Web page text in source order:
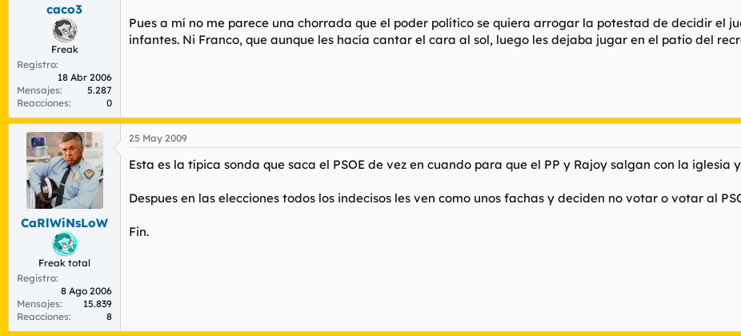
caco3
Freak
Registro
18 Abr 2006
Mensajes
5.287
Reacciones
0
Pues a mí no me parece una chorrada que el poder político se quiera arrogar la potestad de decidir el
infantes. Ni Franco, que aunque les hacía cantar el cara al sol, luego les dejaba jugar en el patio del
CaRlWiNsLoW
Freak total
Registro
8 Ago 2006
Mensajes
15.839
Reacciones
8
25 May 2009
Esta es la típica sonda que saca el PSOE de vez en cuando para que el PP y Rajoy salgan con la
Despues en las elecciones todos los indecisos les ven como unos fachas y deciden no votar o votar al
Fin.